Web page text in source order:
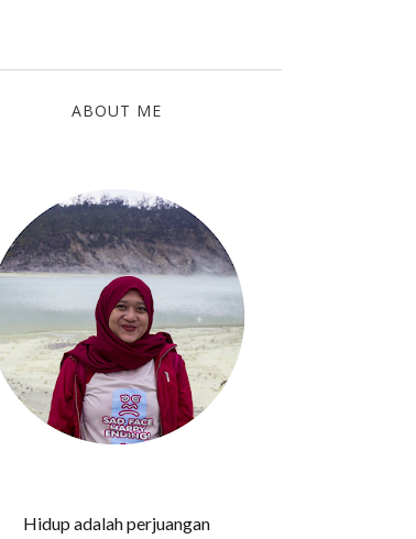
ABOUT ME
Hidup adalah perjuangan